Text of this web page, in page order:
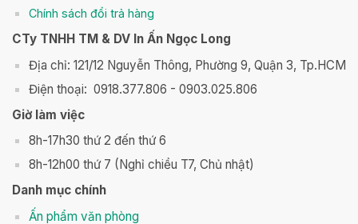
Chính sách đổi trả hàng
CTy TNHH TM & DV In Ấn Ngọc Long
Địa chỉ: 121/12 Nguyễn Thông, Phường 9, Quận 3, Tp.HCM
Điện thoại: 0918.377.806 - 0903.025.806
Giờ làm việc
8h-17h30 thứ 2 đến thứ 6
8h-12h00 thứ 7 (Nghỉ chiều T7, Chủ nhật)
Danh mục chính
Ấn phẩm văn phòng